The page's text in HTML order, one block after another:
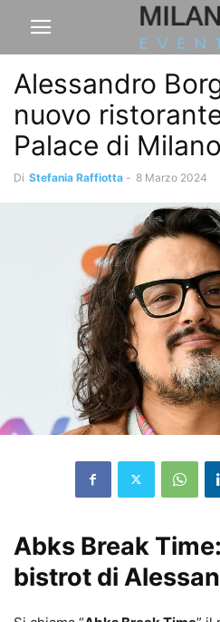
Alessandro
nuovo
Palace di Milano
Di Stefania Raffiotta - 8 Marzo 2024
Abks Break
bistrot di